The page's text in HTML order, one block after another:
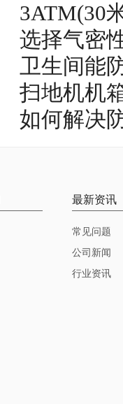
3ATM(30
选择气密
卫生间能
扫地机机
如何解决
最新资讯
常见问题
公司新闻
行业资讯